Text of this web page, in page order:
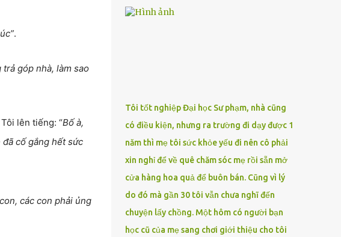
.
trả góp nhà, làm sao
Tôi lên tiếng: “Bố à,
cố gắng hết sức
các con phải ủng
Tôi tốt nghiệp Đại học Sư phạm, nhà cũng
có điều kiện, nhưng ra trường đi dạy được 1
năm thì mẹ tôi sức khỏe yếu đi nên cô phải
xin nghỉ để về quê chăm sóc mẹ rồi sẵn mở
cửa hàng hoa quả để buôn bán. Cũng vì lý
do đó mà gần 30 tôi vẫn chưa nghĩ đến
chuyện lấy chồng. Một hôm có người bạn
học cũ của mẹ sang chơi giới thiệu cho tôi